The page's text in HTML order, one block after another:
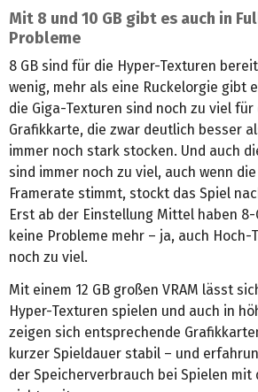
Mit 8 und 10 GB gibt es auch in
Probleme
8 GB sind für die Hyper-Texturen
wenig, mehr als eine Ruckelorgie gibt
die Giga-Texturen sind noch zu viel für
Grafikkarte, die zwar deutlich besser
immer noch stark stocken. Und auch
sind immer noch zu viel, auch wenn
Framerate stimmt, stockt das Spiel
Erst ab der Einstellung Mittel haben
keine Probleme mehr – ja, auch Hoch-
noch zu viel.
Mit einem 12 GB großen VRAM lässt
Hyper-Texturen spielen und auch in
zeigen sich entsprechende
kurzer Spieldauer stabil – und
der Speicherverbrauch bei Spielen mit